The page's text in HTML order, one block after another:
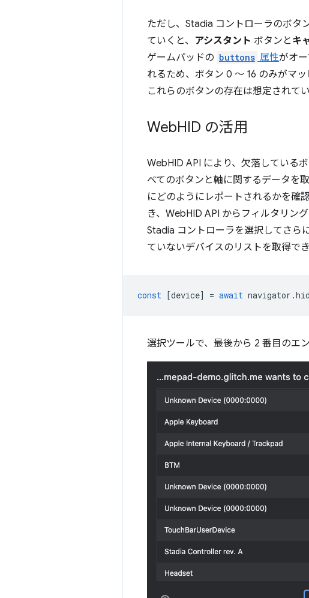
ただし、Stadia コントローラのボタ
ていくと、 アシスタント ボタンと キ
ゲームパッドの buttons 属性がオ
れるため、ボタン 0 ～ 16 のみがマ
これらのボタンの存在は想定されてい
WebHID の活用
WebHID API により、欠落している
べてのボタンと軸に関するデータを
にどのようにレポートされるかを確
き、WebHID API からフィルタリン
Stadia コントローラを選択してさら
ていないデバイスのリストを取得でき
const [device] = await navigator .hid
選択ツールで、最後から 2 番目のエ